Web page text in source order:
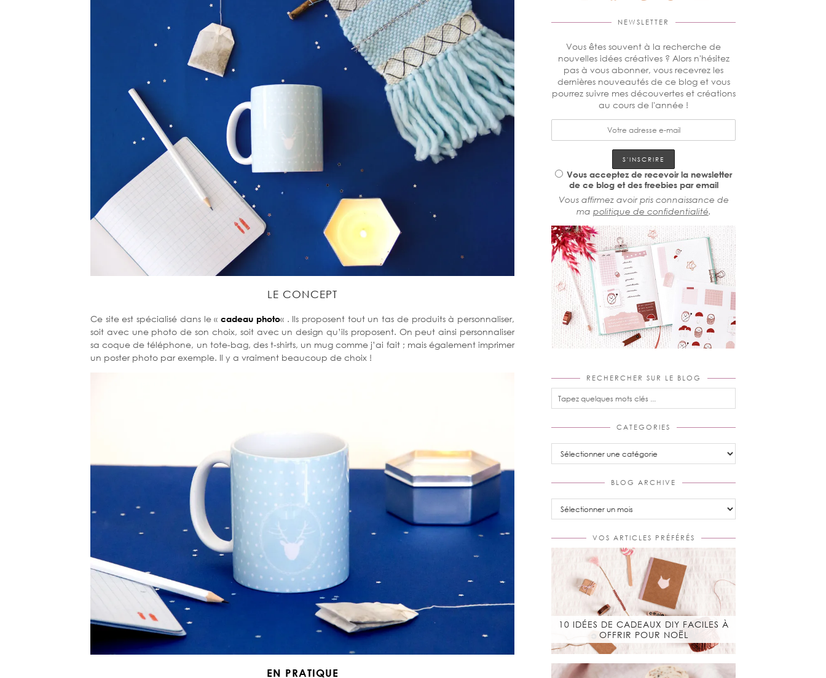
LE CONCEPT
Ce site est spécialisé dans le «cadeau photo« . Ils proposent tout un tas de produits à personnaliser,
soit avec une photo de son choix, soit avec un design qu’ils proposent. On peut ainsi personnaliser
sa coque de téléphone, un tote-bag, des t-shirts, un mug comme j’ai fait ; mais également imprimer
un poster photo par exemple. Il y a vraiment beaucoup de choix !
EN PRATIQUE
NEWSLETTER
Vous êtes souvent à la recherche de
nouvelles idées créatives ? Alors n'hésitez
pas à vous abonner, vous recevrez les
dernières nouveautés de ce blog et vous
pourrez suivre mes découvertes et créations
au cours de l'année !
Vous acceptez de recevoir la newsletter
de ce blog et des freebies par email
Vous affirmez avoir pris connaissance de
ma politique de confidentialité.
RECHERCHER SUR LE BLOG
CATEGORIES
Categories
BLOG ARCHIVE
Blog
Archive
VOS ARTICLES PRÉFÉRÉS
10 IDÉES DE CADEAUX DIY FACILES À
OFFRIR POUR NOËL